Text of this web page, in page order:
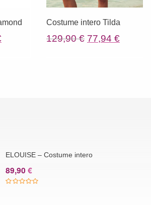
Il
Costume intero Tilda
129,90€ Il
77,94 €Il
ELOUISE – Costume intero
89,90€